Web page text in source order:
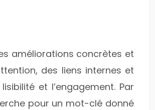
améliorations concrètes et
des liens internes et
et l’engagement. Par
pour un mot-clé donné